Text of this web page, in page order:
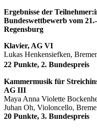
Ergebnisse der
Bundeswettbewerb vom
Regensburg
Klavier, AG VI
Lukas Henkensiefken,
22 Punkte, 2. Bundespreis
Kammermusik für
AG III
Maya Anna Violette
Juhan Oh, Violoncello,
20 Punkte, 3. Bundespreis